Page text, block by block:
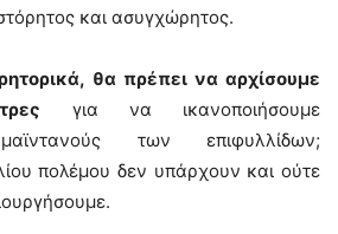
και ασυγχώρητος.
θα πρέπει να αρχίσουμε
για να ικανοποιήσουμε
μαϊντανούς των επιφυλλίδων;
πολέμου δεν υπάρχουν και ούτε